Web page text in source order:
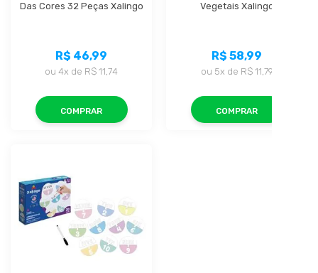
Das Cores 32 Peças Xalingo
R$ 46,99
ou 4x de R$ 11,74
COMPRAR
Vegetais Xalingo
R$ 58,99
ou 5x de R$ 11,79
COMPRAR